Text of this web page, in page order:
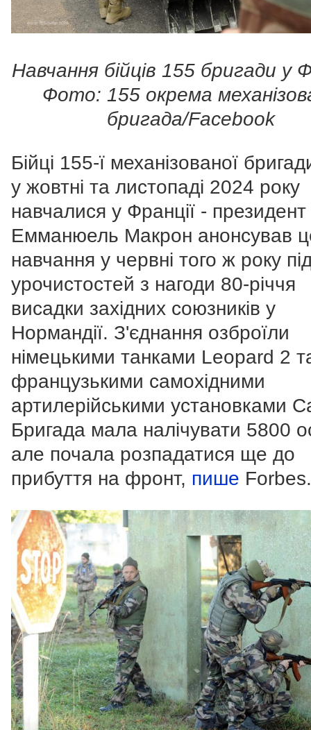
Навчання бійців 155 бригади у
Фото: 155 окрема
бригада/Facebook
Бійці 155-ї механізованої
у жовтні та листопаді 2024 року
навчалися у Франції - президент
Емманюель Макрон анонсував
навчання у червні того ж року
урочистостей з нагоди 80-річчя
висадки західних союзників у
Нормандії. З'єднання озброїли
німецькими танками Leopard 2
французькими самохідними
артилерійськими установками
Бригада мала налічувати 5800
але почала розпадатися ще до
прибуття на фронт, пише Forbes.